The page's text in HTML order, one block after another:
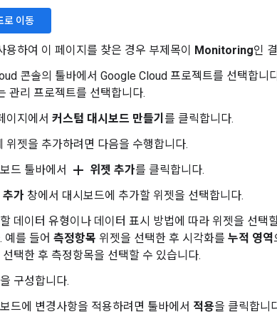
로 이동
용하여 이 페이지를 찾은 경우 부제목이 Monitoring인
콘솔의 툴바에서 Google Cloud 프로젝트를 선택합니
관리 프로젝트를 선택합니다.
이지에서 커스텀 대시보드 만들기 를 클릭합니다.
위젯을 추가하려면 다음을 수행합니다.
드 툴바에서
add 위젯 추가를 클릭합니다.
추가 창에서 대시보드에 추가할 위젯을 선택합니다.
데이터 유형이나 데이터 표시 방법에 따라 위젯을 선택
예를 들어 측정항목 위젯을 선택한 후 시각화를 누적 영역
선택한 후 측정항목을 선택할 수 있습니다.
구성합니다.
드에 변경사항을 적용하려면 툴바에서 적용을 클릭합니